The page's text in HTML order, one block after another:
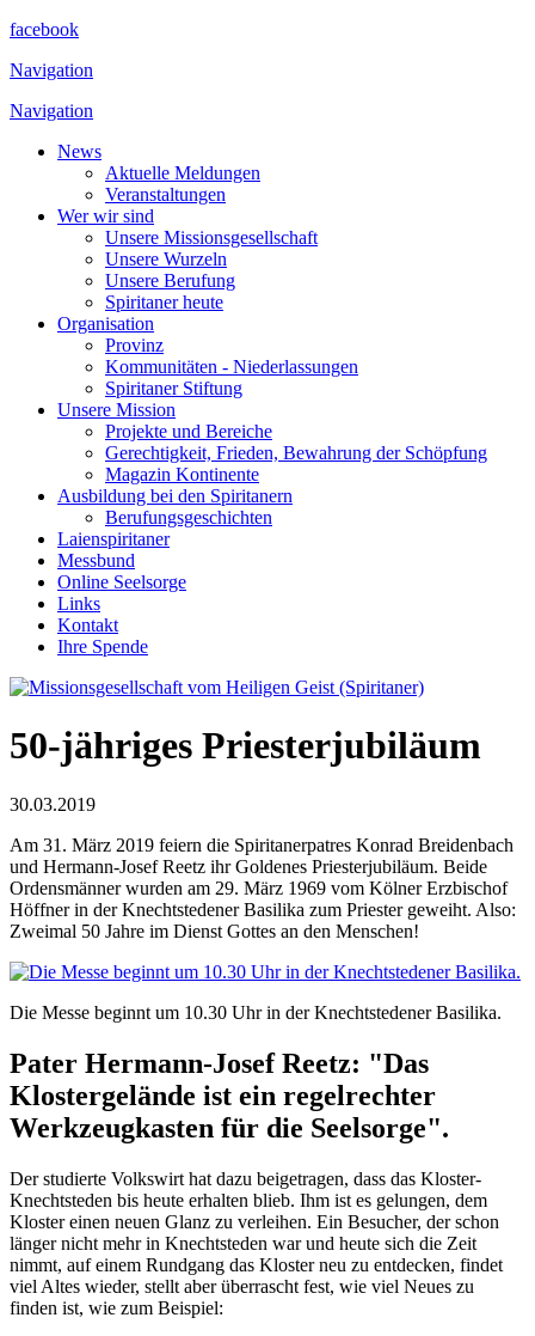
facebook
Navigation
Navigation
News
Aktuelle Meldungen
Veranstaltungen
Wer wir sind
Unsere Missionsgesellschaft
Unsere Wurzeln
Unsere Berufung
Spiritaner heute
Organisation
Provinz
Kommunitäten - Niederlassungen
Spiritaner Stiftung
Unsere Mission
Projekte und Bereiche
Gerechtigkeit, Frieden, Bewahrung der Schöpfung
Magazin Kontinente
Ausbildung bei den Spiritanern
Berufungsgeschichten
Laienspiritaner
Messbund
Online Seelsorge
Links
Kontakt
Ihre Spende
50-jähriges Priesterjubiläum
30.03.2019
Am 31. März 2019 feiern die Spiritanerpatres Konrad Breidenbach
und Hermann-Josef Reetz ihr Goldenes Priesterjubiläum. Beide
Ordensmänner wurden am 29. März 1969 vom Kölner Erzbischof
Höffner in der Knechtstedener Basilika zum Priester geweiht. Also:
Zweimal 50 Jahre im Dienst Gottes an den Menschen!
Die Messe beginnt um 10.30 Uhr in der Knechtstedener Basilika.
Pater Hermann-Josef Reetz: "Das
Klostergelände ist ein regelrechter
Werkzeugkasten für die Seelsorge".
Der studierte Volkswirt hat dazu beigetragen, dass das Kloster-
Knechtsteden bis heute erhalten blieb. Ihm ist es gelungen, dem
Kloster einen neuen Glanz zu verleihen. Ein Besucher, der schon
länger nicht mehr in Knechtsteden war und heute sich die Zeit
nimmt, auf einem Rundgang das Kloster neu zu entdecken, findet
viel Altes wieder, stellt aber überrascht fest, wie viel Neues zu
finden ist, wie zum Beispiel: